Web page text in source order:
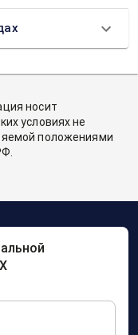
носит
условиях не
положениями